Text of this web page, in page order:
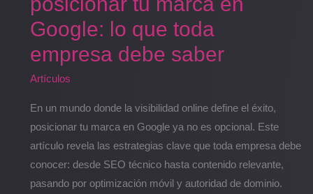
Google: lo que toda
empresa debe saber
Artículos
En un mundo donde la visibilidad online define el éxito,
posicionar tu marca en Google ya no es opcional. Este
artículo revela las estrategias clave que toda empresa debe
conocer: desde SEO técnico hasta contenido relevante,
pasando por optimización móvil y autoridad de dominio.